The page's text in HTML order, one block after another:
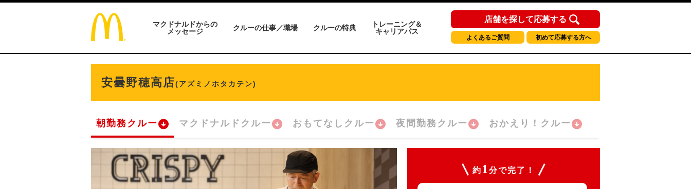
マクドナルドからの
メッセージ
クルーの仕事／職場 クルーの特典
トレーニング＆
キャリアパス
店舗を探して応募する
よくあるご質問 初めて応募する方へ
安曇野穂高店(アズミノホタカテン)
朝勤務クルー マクドナルドクルー おもてなしクルー 夜間勤務クルー おかえり！クルー
約 1 分で完了！